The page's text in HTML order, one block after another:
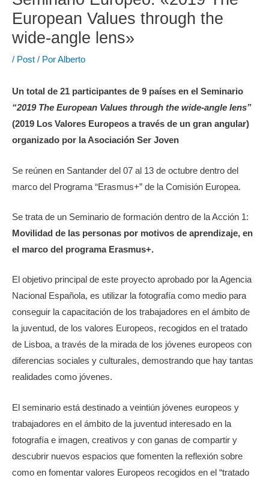
European Values through the
wide-angle lens»
/ Post / PorAlberto
Un total de 21 participantes de 9 países en el Seminario
“2019 The European Values through the wide-angle lens”
(2019 Los Valores Europeos a través de un gran angular)
organizado por la Asociación Ser Joven
Se reúnen en Santander del 07 al 13 de octubre dentro del
marco del Programa “Erasmus+” de la Comisión Europea.
Se trata de un Seminario de formación dentro de la Acción 1:
Movilidad de las personas por motivos de aprendizaje, en
el marco del programa Erasmus+.
El objetivo principal de este proyecto aprobado por la Agencia
Nacional Española, es utilizar la fotografía como medio para
conseguir la capacitación de los trabajadores en el ámbito de
la juventud, de los valores Europeos, recogidos en el tratado
de Lisboa, a través de la mirada de los jóvenes europeos con
diferencias sociales y culturales, demostrando que hay tantas
realidades como jóvenes.
El seminario está destinado a veintiún jóvenes europeos y
trabajadores en el ámbito de la juventud interesado en la
fotografía e imagen, creativos y con ganas de compartir y
descubrir nuevos espacios que fomenten la reflexión sobre
como en fomentar valores Europeos recogidos en el “tratado